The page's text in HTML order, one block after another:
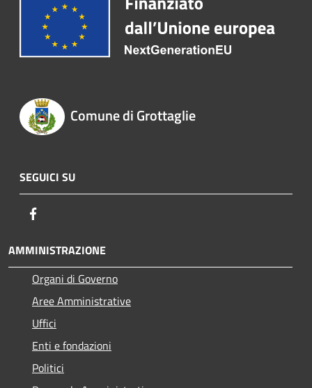
Comune di Grottaglie
SEGUICI SU
AMMINISTRAZIONE
Organi di Governo
Aree Amministrative
Uffici
Enti e fondazioni
Politici